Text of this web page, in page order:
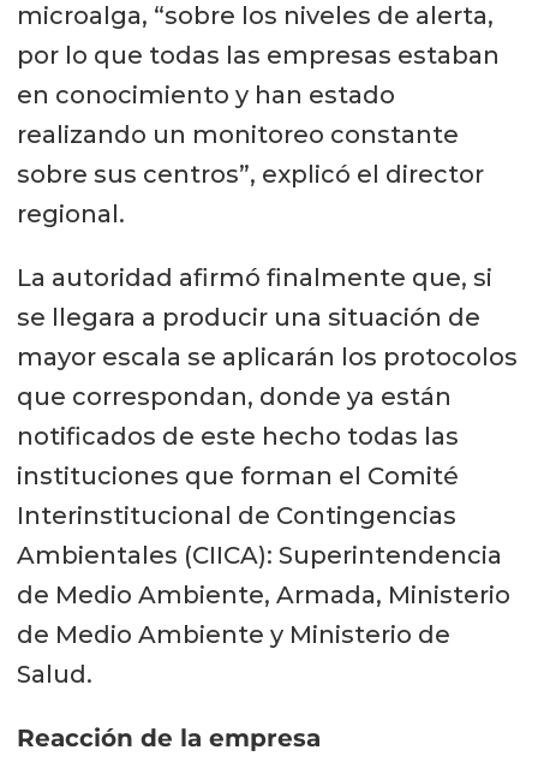
microalga, “sobre los niveles de alerta,
por lo que todas las empresas estaban
en conocimiento y han estado
realizando un monitoreo constante
sobre sus centros”, explicó el director
regional.
La autoridad afirmó finalmente que, si
se llegara a producir una situación de
mayor escala se aplicarán los protocolos
que correspondan, donde ya están
notificados de este hecho todas las
instituciones que forman el Comité
Interinstitucional de Contingencias
Ambientales (CIICA): Superintendencia
de Medio Ambiente, Armada, Ministerio
de Medio Ambiente y Ministerio de
Salud.
Reacción de la empresa